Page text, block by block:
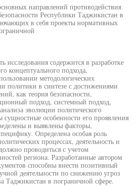
направлений противодействия
Республики Таджикистан в
в себя проекты нормативных
исследования содержится в разработке
концептуального подхода,
методологических
политики в синтезе с достижениями
как теория безопасности,
подход, системный подход,
эволюции политического
особенности его проявления
и выявлены факторы,
Определена особая роль
процессах, деятельность и
проводиться с учетом
региона. Разработанные автором
способны внести позитивный
деятельности по снижению угроз
Таджикистан в пограничной сфере.